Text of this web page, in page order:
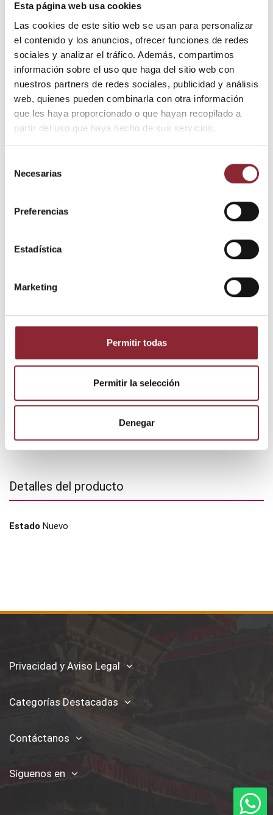
Esta página web usa cookies
Las cookies de este sitio web se usan para personalizar
el contenido y los anuncios, ofrecer funciones de redes
sociales y analizar el tráfico. Además, compartimos
información sobre el uso que haga del sitio web con
nuestros partners de redes sociales, publicidad y análisis
web, quienes pueden combinarla con otra información
que les haya proporcionado o que hayan recopilado a
partir del uso que haya hecho de sus servicios.
Necesarias
Preferencias
Estadística
Marketing
Permitir todas
Permitir la selección
Denegar
Pashmina proveniente de la región india de Cashemere,
mundialmente famosa por la calidad de sus tejidos. Esta
pashmina está elaborada en algodón y viscosa, lo que le da un
tacto suave y calentito
Medidas: 190 x 70 cms. aprox
DESCUBRE NUESTRA TIENDA FÍSICA
Detalles del producto
Estado Nuevo
Privacidad y Aviso Legal
Categorías Destacadas
Contáctanos
Síguenos en